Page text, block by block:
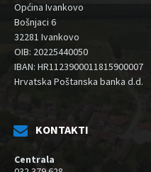
Općina Ivankovo
Bošnjaci 6
32281 Ivankovo
OIB: 20225440050
IBAN: HR1123900011815900007
Hrvatska Poštanska banka d.d.
KONTAKTI
Centrala